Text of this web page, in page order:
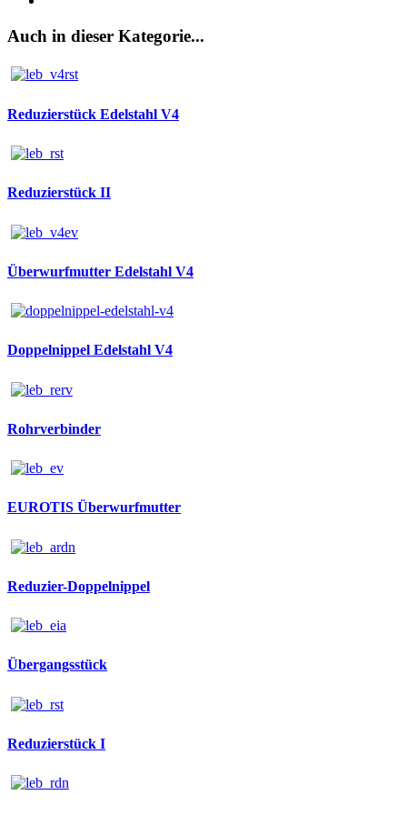
Auch in dieser Kategorie...
Reduzierstück Edelstahl V4
Reduzierstück II
Überwurfmutter Edelstahl V4
Doppelnippel Edelstahl V4
Rohrverbinder
EUROTIS Überwurfmutter
Reduzier-Doppelnippel
Übergangsstück
Reduzierstück I